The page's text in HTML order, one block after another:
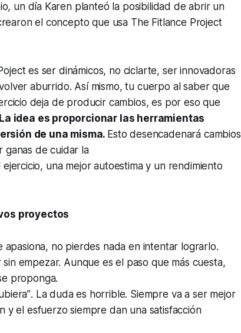
un día Karen planteó la posibilidad de abrir un
el concepto que usa The Fitlance Project
es ser dinámicos, no ciclarte, ser innovadoras
aburrido. Así mismo, tu cuerpo al saber que
deja de producir cambios, es por eso que
La idea es proporcionar las herramientas
de una misma. Esto desencadenará cambios
ganas de cuidar la
una mejor autoestima y un rendimiento
proyectos
apasiona, no pierdes nada en intentar lograrlo.
empezar. Aunque es el paso que más cuesta,
proponga.
. La duda es horrible. Siempre va a ser mejor
y el esfuerzo siempre dan una satisfacción